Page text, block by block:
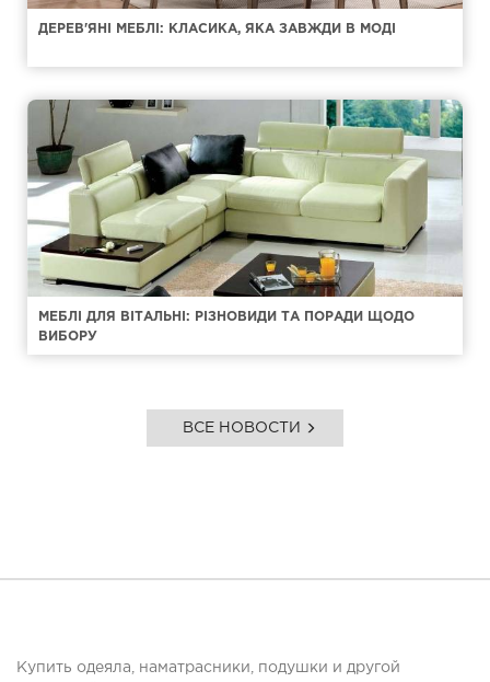
ДЕРЕВ'ЯНІ МЕБЛІ: КЛАСИКА, ЯКА ЗАВЖДИ В МОДІ
МЕБЛІ ДЛЯ ВІТАЛЬНІ: РІЗНОВИДИ ТА ПОРАДИ ЩОДО
ВИБОРУ
ВСЕ НОВОСТИ
Купить одеяла, наматрасники, подушки и другой